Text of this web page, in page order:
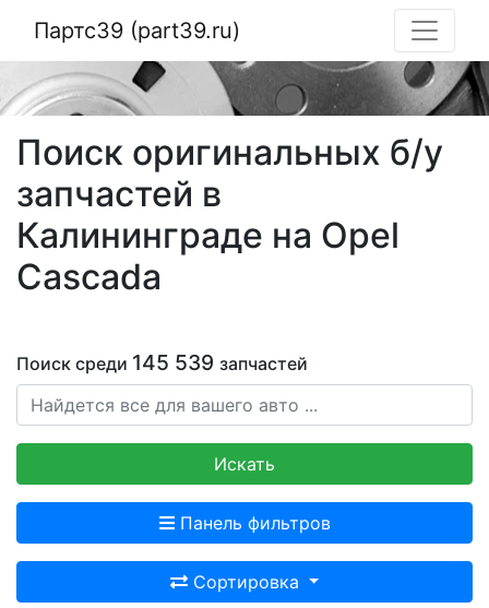
Партс39 (part39.ru)
Поиск оригинальных б/у
запчастей в
Калининграде на Opel
Cascada
Поиск среди 145 539 запчастей
Искать
Панель фильтров
Сортировка